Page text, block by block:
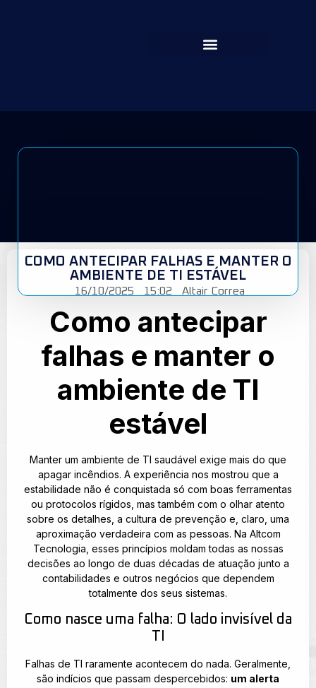
COMO ANTECIPAR FALHAS E MANTER O
AMBIENTE DE TI ESTÁVEL
16/10/2025 15:02 Altair Correa
Como antecipar
falhas e manter o
ambiente de TI
estável
Manter um ambiente de TI saudável exige mais do que
apagar incêndios. A experiência nos mostrou que a
estabilidade não é conquistada só com boas ferramentas
ou protocolos rígidos, mas também com o olhar atento
sobre os detalhes, a cultura de prevenção e, claro, uma
aproximação verdadeira com as pessoas. Na Altcom
Tecnologia, esses princípios moldam todas as nossas
decisões ao longo de duas décadas de atuação junto a
contabilidades e outros negócios que dependem
totalmente dos seus sistemas.
Como nasce uma falha: O lado invisível da
TI
Falhas de TI raramente acontecem do nada. Geralmente,
são indícios que passam despercebidos: um alerta